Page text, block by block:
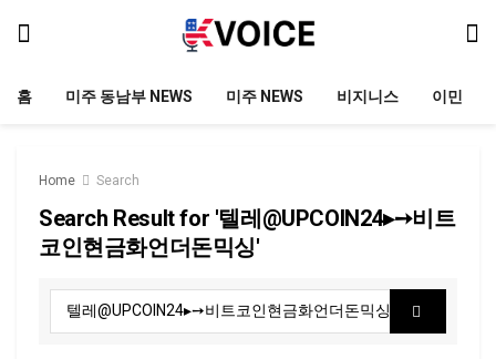
홈 미주 동남부 NEWS 미주 NEWS 비지니스 이민
Home Search
Search Result for '텔레@UPCOIN24▸➙비트
코인현금화언더돈믹싱'